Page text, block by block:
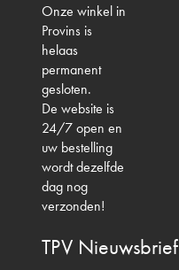
Onze winkel in
Provins is
helaas
permanent
gesloten.
De website is
24/7 open en
uw bestelling
wordt dezelfde
dag nog
verzonden!
TPV Nieuwsbrief